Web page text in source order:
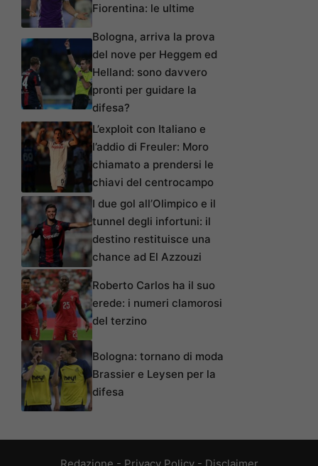
Fiorentina: le ultime
Bologna, arriva la prova
del nove per Heggem ed
Helland: sono davvero
pronti per guidare la
difesa?
L’exploit con Italiano e
l’addio di Freuler: Moro
chiamato a prendersi le
chiavi del centrocampo
I due gol all’Olimpico e il
tunnel degli infortuni: il
destino restituisce una
chance ad El Azzouzi
Roberto Carlos ha il suo
erede: i numeri clamorosi
del terzino
Bologna: tornano di moda
Brassier e Leysen per la
difesa